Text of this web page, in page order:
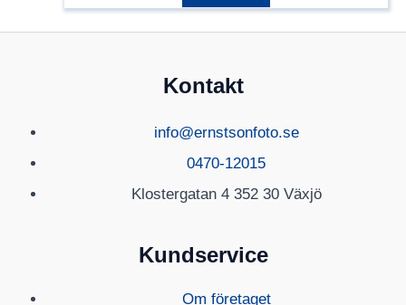
Kontakt
info@ernstsonfoto.se
0470-12015
Klostergatan 4 352 30 Växjö
Kundservice
Om företaget